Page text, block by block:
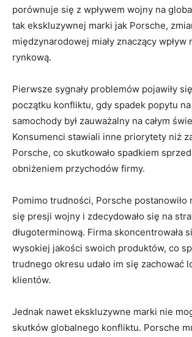
⁢porównuje się z wpływem wojny‌ na
tak ekskluzywnej marki ​jak Porsche,⁣
międzynarodowej​ miały ⁤znaczący wpływ
rynkową.
Pierwsze ⁣sygnały problemów pojawiły
‍początku konfliktu, gdy spadek popytu‍
samochody był zauważalny na całym
Konsumenci stawiali⁣ inne priorytety niż
Porsche, co skutkowało ⁢spadkiem
obniżeniem przychodów firmy.
Pomimo trudności, Porsche ⁣postanowiło
się presji wojny i zdecydowało się⁢ na
długoterminową. Firma skoncentrowała
wysokiej⁣ jakości swoich produktów, co
trudnego okresu udało ​im się zachować⁤
klientów.
Jednak ⁤nawet ekskluzywne⁢ marki⁣ nie
⁤skutków globalnego konfliktu. Porsche